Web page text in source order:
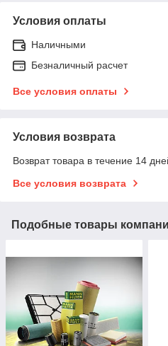
Условия оплаты
Наличными
Безналичный расчет
Все условия оплаты
Условия возврата
Возврат товара в течение 14
Все условия возврата
Подобные товары